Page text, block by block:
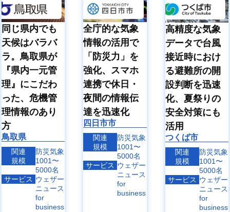
同じ県内でも
天候はバラバ
ラ。鳥取県が
『県内一元管
理』にこだわ
った、危機管
理情報のあり
方
鳥取県
関連
防災気象
規模
1001〜
5000名
サービス ウェザー
ニュース
for
business
全庁的な気象
情報の活用で
「防災力」を
強化、スマホ
連携で休日・
夜間の情報伝
達を迅速化
四日市市
関連
防災気象
規模
1001〜
5000名
サービス ウェザー
ニュース
for
business
高精度な気象
データで台風
接近時におけ
る避難所の開
設判断を迅速
化、夏祭りの
安全対策にも
活用
つくば市
関連
防災気象
規模
1001〜
5000名
サービス ウェザー
ニュース
for
business